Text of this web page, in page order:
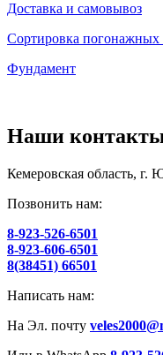
Доставка и самовывоз
Сортировка погонажных
Фундамент
Наши
Кемеровская область, г.
Позвонить нам:
8-923-526-6501
8-923-606-6501
8(38451) 66501
Написать нам:
На Эл. почту